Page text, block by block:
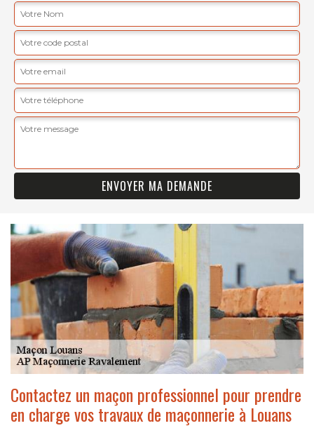
Contactez un maçon professionnel pour prendre
en charge vos travaux de maçonnerie à Louans